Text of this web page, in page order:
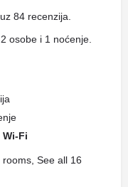
84 recenzija.
osobe i 1 noćenje.
Fi
See all 16